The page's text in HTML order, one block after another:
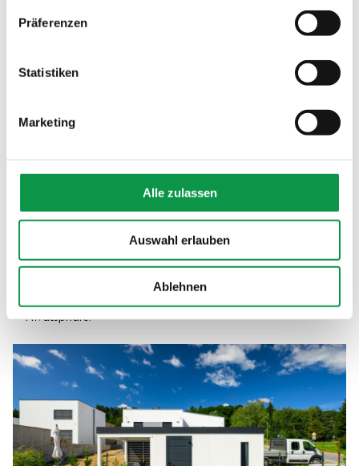
Informationen zu den verwendeten Cookies, zu Ihren
der Verwendung von Cookies nicht oder nur teilweise
zuzustimmen, finden Sie unter dem Link „Detaillierte
Präferenzen
Statistiken
Marketing
Alle zulassen
Auswahl erlauben
Ablehnen
und starker Sonne
Suchen Sie einen überdachten Stellplatz für Ihr Auto, einen
Pavillon oder Pergola zum Entspannen mit Freunden oder
Raum für eine Hundehütte, Sommerküche oder vielleicht
einer Tischtennisplatte? Die Möglichkeiten sind unbegrenzt.
Ein Wandpaneel im attraktiven Design sorgt für Ihre
Privatsphäre.